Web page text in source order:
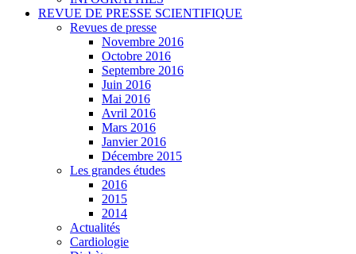
REVUE DE PRESSE SCIENTIFIQUE
Revues de presse
Novembre 2016
Octobre 2016
Septembre 2016
Juin 2016
Mai 2016
Avril 2016
Mars 2016
Janvier 2016
Décembre 2015
Les grandes études
2016
2015
2014
Actualités
Cardiologie